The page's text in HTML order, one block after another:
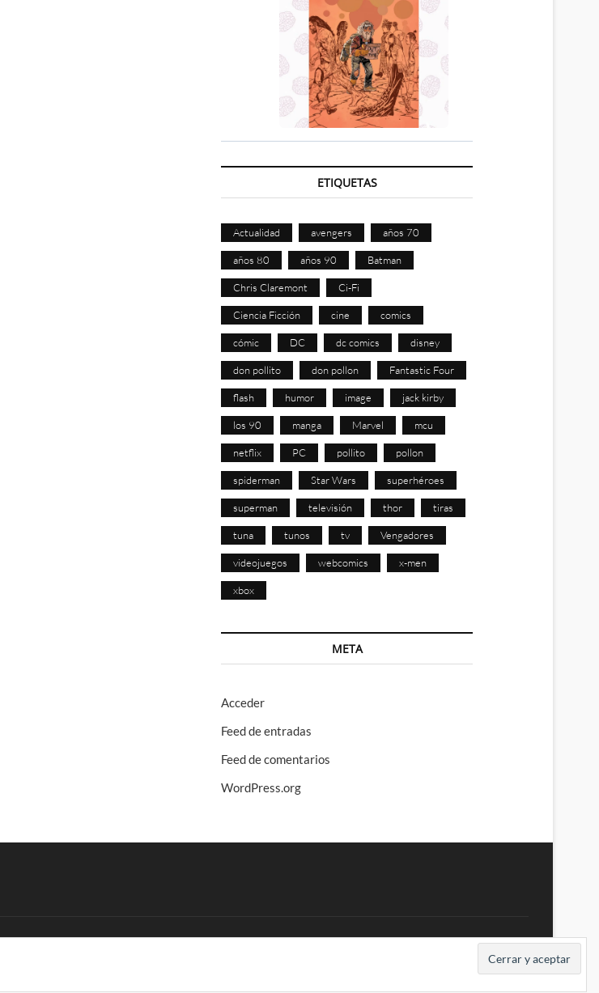
ETIQUETAS
Actualidad avengers años 70
años 80 años 90 Batman
Chris Claremont Ci-Fi
Ciencia Ficción cine comics
cómic DC dc comics disney
don pollito don pollon Fantastic Four
flash humor image jack kirby
los 90 manga Marvel mcu
netflix PC pollito pollon
spiderman Star Wars superhéroes
superman televisión thor tiras
tuna tunos tv Vengadores
videojuegos webcomics x-men
xbox
META
Acceder
Feed de entradas
Feed de comentarios
WordPress.org